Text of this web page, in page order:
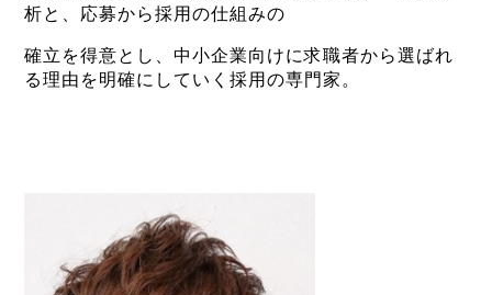
析と、応募から採用の仕組みの
確立を得意とし、中小企業向けに求職者から選ばれ
る理由を明確にしていく採用の専門家。